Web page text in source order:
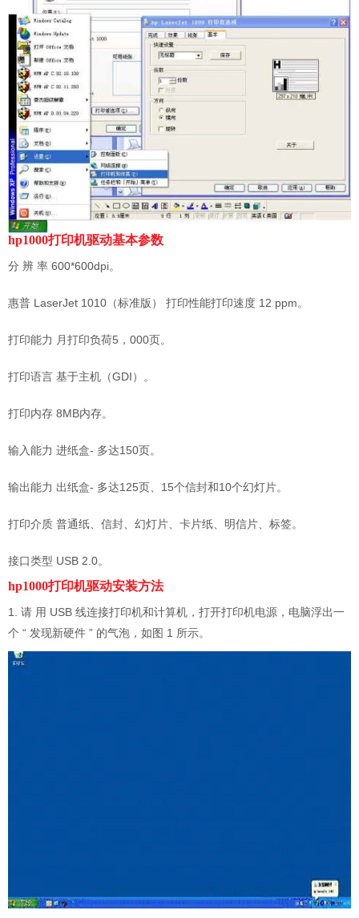
hp1000打印机驱动基本参数
分 辨 率 600*600dpi。
惠普 LaserJet 1010（标准版） 打印性能打印速度 12 ppm。
打印能力 月打印负荷5，000页。
打印语言 基于主机（GDI）。
打印内存 8MB内存。
输入能力 进纸盒- 多达150页。
输出能力 出纸盒- 多达125页、15个信封和10个幻灯片。
打印介质 普通纸、信封、幻灯片、卡片纸、明信片、标签。
接口类型 USB 2.0。
hp1000打印机驱动安装方法
1. 请 用 USB 线连接打印机和计算机，打开打印机电源，电脑浮出一
个 “ 发现新硬件 ” 的气泡，如图 1 所示。